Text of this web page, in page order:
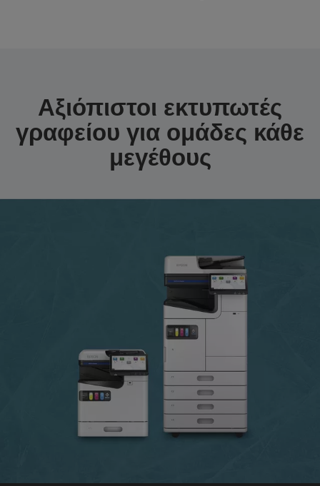
Αξιόπιστοι εκτυπωτές
γραφείου για ομάδες κάθε
μεγέθους